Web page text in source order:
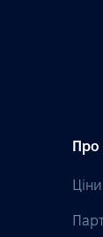
Про
Ціни